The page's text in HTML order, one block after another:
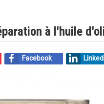
à l'huile
Facebook